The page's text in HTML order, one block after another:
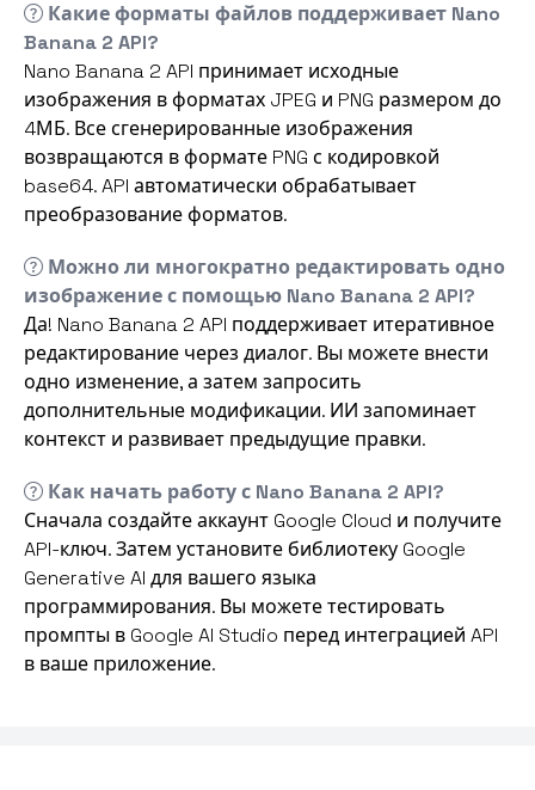
Какие форматы файлов поддерживает Nano
Banana 2 API?
Nano Banana 2 API принимает исходные
изображения в форматах JPEG и PNG размером до
4МБ. Все сгенерированные изображения
возвращаются в формате PNG с кодировкой
base64. API автоматически обрабатывает
преобразование форматов.
Можно ли многократно редактировать одно
изображение с помощью Nano Banana 2 API?
Да! Nano Banana 2 API поддерживает итеративное
редактирование через диалог. Вы можете внести
одно изменение, а затем запросить
дополнительные модификации. ИИ запоминает
контекст и развивает предыдущие правки.
Как начать работу с Nano Banana 2 API?
Сначала создайте аккаунт Google Cloud и получите
API-ключ. Затем установите библиотеку Google
Generative AI для вашего языка
программирования. Вы можете тестировать
промпты в Google AI Studio перед интеграцией API
в ваше приложение.